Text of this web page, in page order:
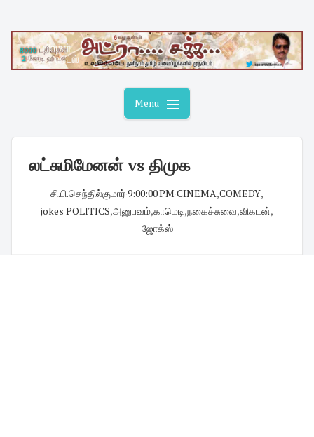
content
Menu
லட்சுமிமேனன் vs திமுக
சி.பி.செந்தில்குமார்9:00:00 PM CINEMA,COMEDY,
jokes POLITICS,அனுபவம்,காமெடி,நகைச்சுவை,விகடன்,
ஜோக்ஸ்